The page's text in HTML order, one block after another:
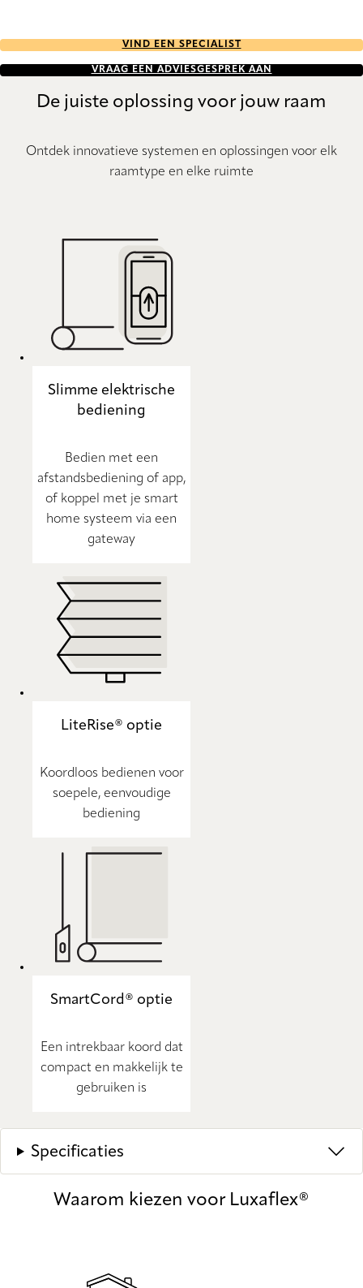
VIND EEN SPECIALIST
VRAAG EEN ADVIESGESPREK AAN
De juiste oplossing voor jouw raam
Ontdek innovatieve systemen en oplossingen voor elk
raamtype en elke ruimte
Slimme elektrische
bediening
Bedien met een
afstandsbediening of app,
of koppel met je smart
home systeem via een
gateway
LiteRise® optie
Koordloos bedienen voor
soepele, eenvoudige
bediening
SmartCord® optie
Een intrekbaar koord dat
compact en makkelijk te
gebruiken is
Specificaties
Waarom kiezen voor Luxaflex®